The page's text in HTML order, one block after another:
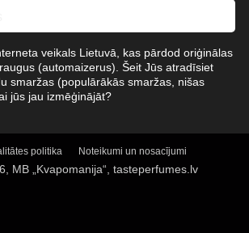
veikals Lietuvā, kas pārdod oriģinālas
(automaizerus). Šeit Jūs atradīsiet
smaržas (populārākās smaržas, nišas
jūs jau izmēģinājāt?
politika Noteikumi un nosacījumi
MB „Kvapomanija“, tasteperfumes.lv